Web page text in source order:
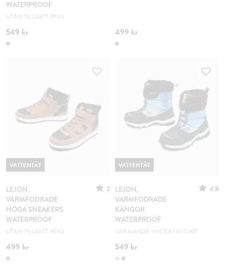
WATERPROOF
UTAN TILLSATT PFAS
549 kr 499 kr
LEJON,
VARMFODRADE
HÖGA SNEAKERS
WATERPROOF
2
UTAN TILLSATT PFAS
499 kr
VATTENTÄT
LEJON,
VARMFODRADE
KÄNGOR
WATERPROOF
4.8
VÄRMANDE VINTERFAVORIT
549 kr
VATTENTÄT